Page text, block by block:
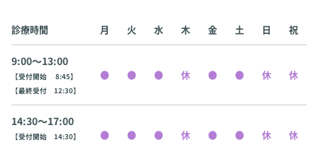
診療時間 月 火 水 木 金 土 日 祝
9:00〜13:00
【受付開始 8:45】
【最終受付 12:30】
14:30〜17:00
【受付開始 14:30】